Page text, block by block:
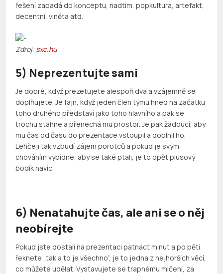
řešení zapadá do konceptu, nadtím, popkultura, artefakt,
decentní, viněta atd.
Zdroj:sxc.hu
5) Neprezentujte sami
Je dobré, když prezetujete alespoň dva a vzájemně se
doplňujete. Je fajn, když jeden člen týmu hned na začátku
toho druhého představí jako toho hlavního a pak se
trochu stáhne a přenechá mu prostor. Je pak žádoucí, aby
mu čas od času do prezentace vstoupil a doplnil ho.
Lehčeji tak vzbudí zájem porotců a pokud je svým
chováním vybídne, aby se také ptali, je to opět plusový
bodík navíc.
6) Nenatahujte čas, ale ani se o něj
neobírejte
Pokud jste dostali na prezentaci patnáct minut a po pěti
řeknete „tak a to je všechno”, je to jedna z nejhorších věcí,
co můžete udělat. Vystavujete se trapnému mlčení, za